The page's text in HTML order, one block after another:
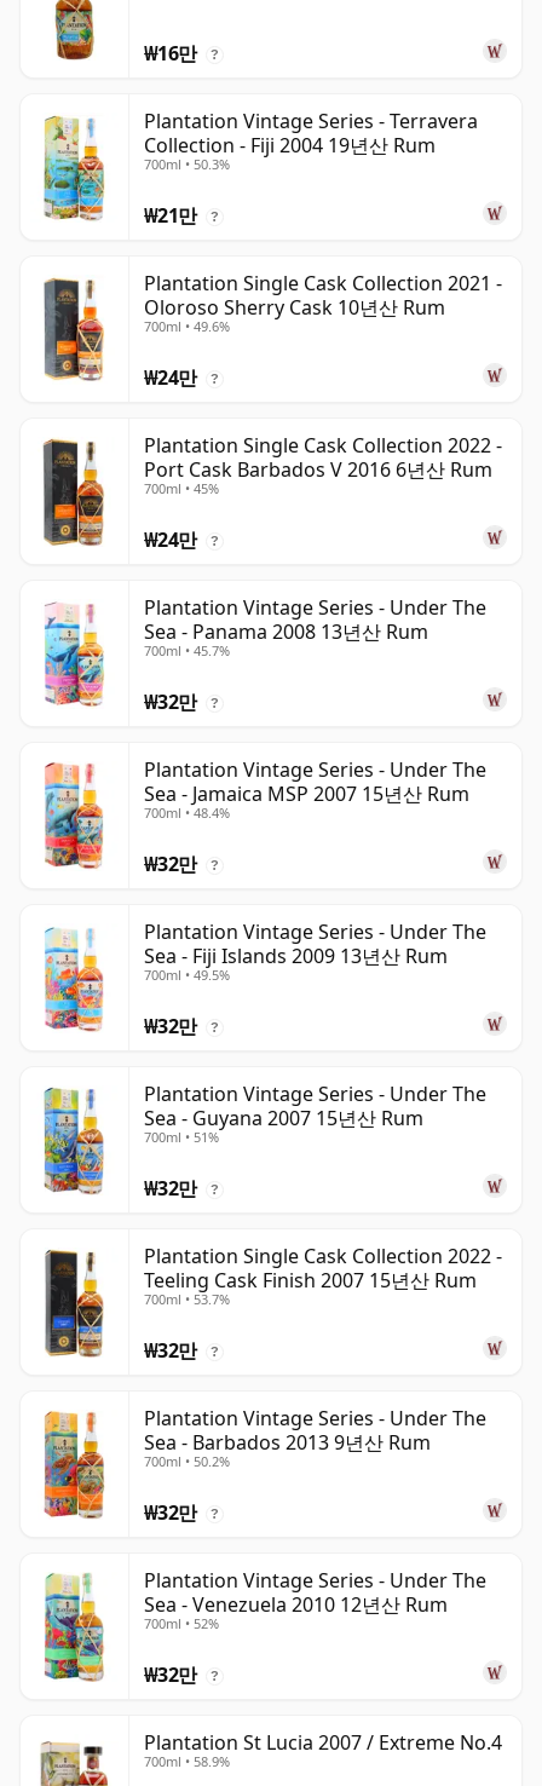
₩16만 ?
Plantation Vintage Series - Terravera
Collection - Fiji 2004 19년산 Rum
700ml • 50.3%
₩21만 ?
Plantation Single Cask Collection 2021 -
Oloroso Sherry Cask 10년산 Rum
700ml • 49.6%
₩24만 ?
Plantation Single Cask Collection 2022 -
Port Cask Barbados V 2016 6년산 Rum
700ml • 45%
₩24만 ?
Plantation Vintage Series - Under The
Sea - Panama 2008 13년산 Rum
700ml • 45.7%
₩32만 ?
Plantation Vintage Series - Under The
Sea - Jamaica MSP 2007 15년산 Rum
700ml • 48.4%
₩32만 ?
Plantation Vintage Series - Under The
Sea - Fiji Islands 2009 13년산 Rum
700ml • 49.5%
₩32만 ?
Plantation Vintage Series - Under The
Sea - Guyana 2007 15년산 Rum
700ml • 51%
₩32만 ?
Plantation Single Cask Collection 2022 -
Teeling Cask Finish 2007 15년산 Rum
700ml • 53.7%
₩32만 ?
Plantation Vintage Series - Under The
Sea - Barbados 2013 9년산 Rum
700ml • 50.2%
₩32만 ?
Plantation Vintage Series - Under The
Sea - Venezuela 2010 12년산 Rum
700ml • 52%
₩32만 ?
Plantation St Lucia 2007 / Extreme No.4
700ml • 58.9%